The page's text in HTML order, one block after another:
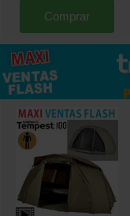
Comprar